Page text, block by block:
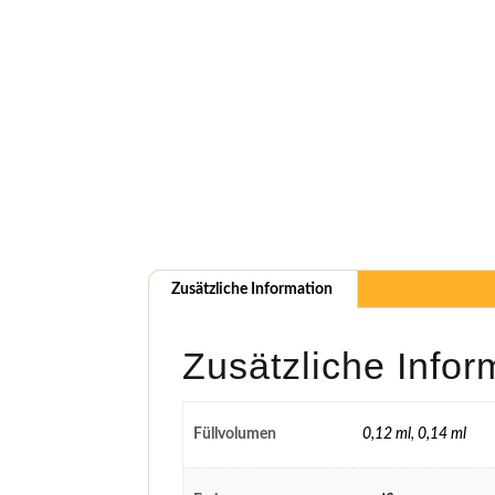
Zusätzliche Information
Zusätzliche
Füllvolumen 0,12 ml, 0,14 ml